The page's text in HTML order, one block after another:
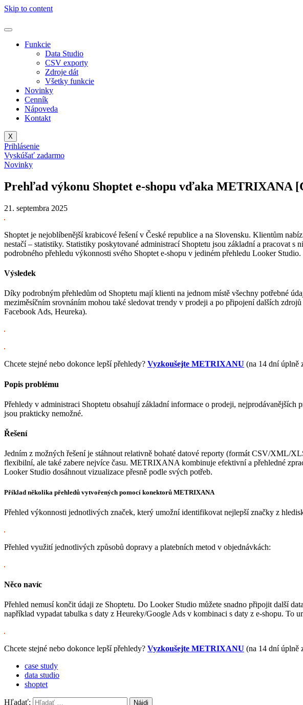
Skip to content
Funkcie
Data Studio
CSV exporty
Zdroje dát
Všetky funkcie
Novinky
Cenník
Nápoveda
Kontakt
X
Prihlásenie
Vyskúšať zadarmo
Novinky
Prehľad výkonu Shoptet e-shopu vďaka METRIXANA
21. septembra 2025
Shoptet je nejoblíbenější krabicové řešení v České republice a na Slovensku. Klientům
nestačí – statistiky. Statistiky poskytované administrací Shoptetu jsou základní a
podrobného přehledu výkonnosti svého Shoptet e-shopu v jediném přehledu Looker Studio.
Výsledek
Díky podrobným přehledům od Shoptetu mají klienti na jednom místě všechny potřebné
meziměsíčním srovnáním mohou také sledovat trendy v prodeji a po připojení dalších
Facebook Ads, Heureka).
Chcete stejné nebo dokonce lepší přehledy? Vyzkoušejte METRIXANU (na 14 dní úplně
Popis problému
Přehledy v administraci Shoptetu obsahují základní informace o prodeji,
jsou prakticky nemožné.
Řešení
Jedním z možných řešení je stáhnout relativně bohaté datové reporty (formát CSV/XML/
flexibilní, ale také zabere nejvíce času. METRIXANA kombinuje efektivní a přehledné
Looker Studio dosáhnout vizualizace přesně podle svých potřeb.
Příklad několika přehledů vytvořených pomocí konektorů METRIXANA
Přehled výkonnosti jednotlivých značek, který umožní identifikovat nejlepší značky z
Přehled využití jednotlivých způsobů dopravy a platebních metod v objednávkách:
Něco navíc
Přehled nemusí končit údaji ze Shoptetu. Do Looker Studio můžete snadno připojit další
například vypadat tabulka s daty z Heureky/Google Ads v kombinaci s daty z e-shopu. To
Chcete stejné nebo dokonce lepší přehledy? Vyzkoušejte METRIXANU (na 14 dní úplně
case study
data studio
shoptet
Hľadať: